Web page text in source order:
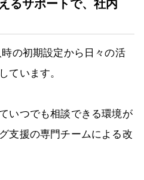
るサポートで、社内
の初期設定から日々の活
ています。
いつでも相談できる環境が
支援の専門チームによる改